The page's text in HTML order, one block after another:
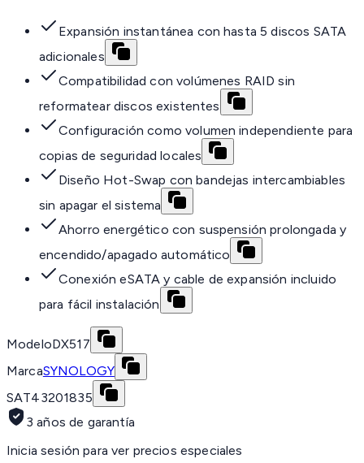
Expansión instantánea con hasta 5 discos SATA
adicionales
Compatibilidad con volúmenes RAID sin
reformatear discos existentes
Configuración como volumen independiente para
copias de seguridad locales
Diseño Hot-Swap con bandejas intercambiables
sin apagar el sistema
Ahorro energético con suspensión prolongada y
encendido/apagado automático
Conexión eSATA y cable de expansión incluido
para fácil instalación
ModeloDX517
MarcaSYNOLOGY
SAT43201835
3 años de garantía
Inicia sesión para ver precios especiales